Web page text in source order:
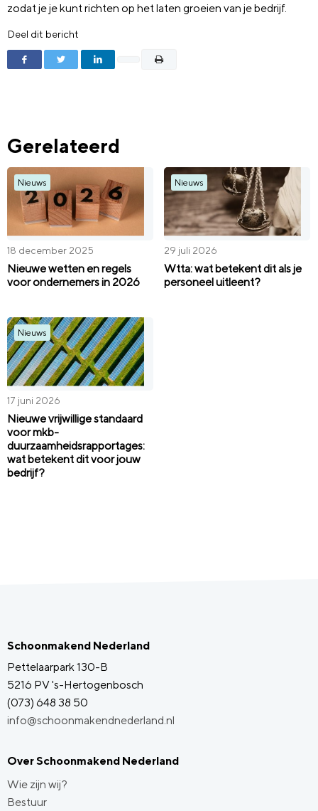
zodat je je kunt richten op het laten groeien van je bedrijf.
Deel dit bericht
Gerelateerd
Nieuws
18 december 2025
Nieuwe wetten en regels
voor ondernemers in 2026
Nieuws
29 juli 2026
Wtta: wat betekent dit als je
personeel uitleent?
Nieuws
17 juni 2026
Nieuwe vrijwillige standaard
voor mkb-
duurzaamheidsrapportages:
wat betekent dit voor jouw
bedrijf?
Schoonmakend Nederland
Pettelaarpark 130-B
5216 PV 's-Hertogenbosch
(073) 648 38 50
info@schoonmakendnederland.nl
Over Schoonmakend Nederland
Wie zijn wij?
Bestuur